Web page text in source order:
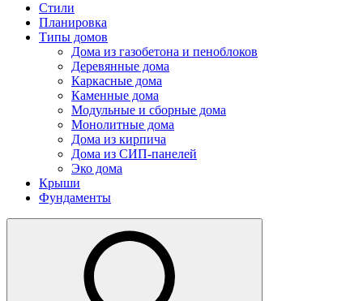
Стили
Планировка
Типы домов
Дома из газобетона и пеноблоков
Деревянные дома
Каркасные дома
Каменные дома
Модульные и сборные дома
Монолитные дома
Дома из кирпича
Дома из СИП-панелей
Эко дома
Крыши
Фундаменты